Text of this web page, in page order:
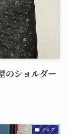
のショルダー
ブログ